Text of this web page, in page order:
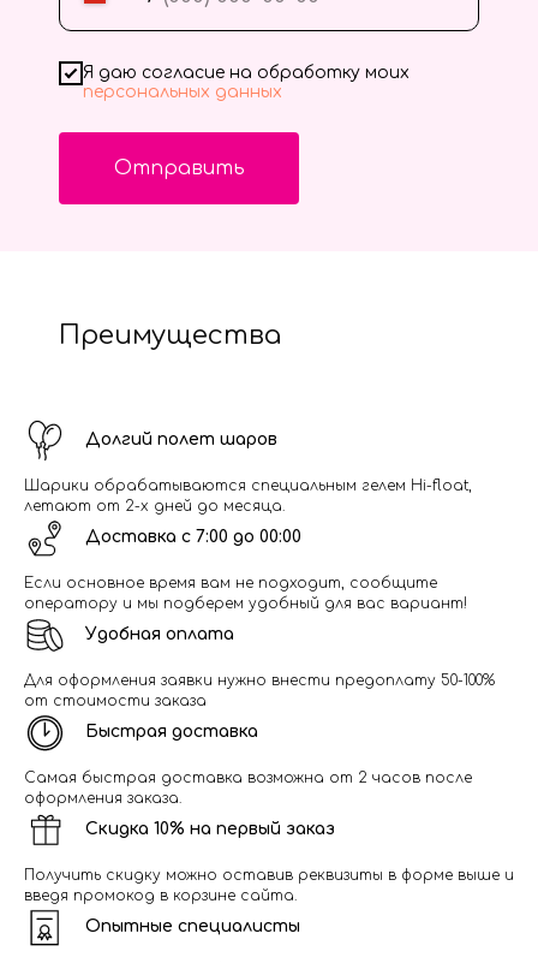
Я даю согласие на обработку моих
персональных данных
Отправить
Преимущества
Долгий полет шаров
Шарики обрабатываются специальным гелем Hi-float,
летают от 2-х дней до месяца.
Доставка с 7:00 до 00:00
Если основное время вам не подходит, сообщите
оператору и мы подберем удобный для вас вариант!
Удобная оплата
Для оформления заявки нужно внести предоплату 50-100%
от стоимости заказа
Быстрая доставка
Самая быстрая доставка возможна от 2 часов после
оформления заказа.
Скидка 10% на первый заказ
Получить скидку можно оставив реквизиты в форме выше и
введя промокод в корзине сайта.
Опытные специалисты